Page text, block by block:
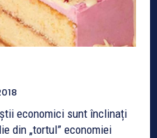
economici sunt înclinați
din „tortul” economiei